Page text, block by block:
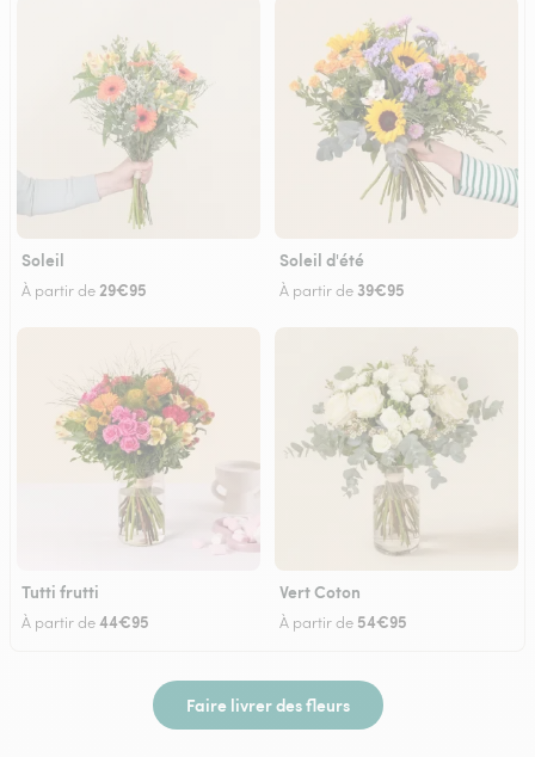
Soleil
À partir de29€95
Soleil d'été
À partir de 39€95
Tutti frutti
À partir de44€95
Vert Coton
À partir de 54€95
Faire livrer des fleurs